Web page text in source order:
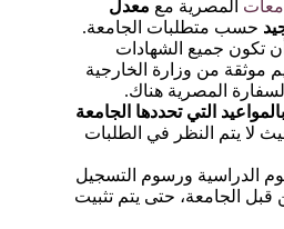
المصرية مع معدل
حسب متطلبات الجامعة.
تكون جميع الشهادات
موثقة من وزارة الخارجية
المصرية هناك.
بالمواعيد التي تحددها الجامعة
لا يتم النظر في الطلبات
الدراسية ورسوم التسجيل
قبل الجامعة، حتى يتم تثبيت